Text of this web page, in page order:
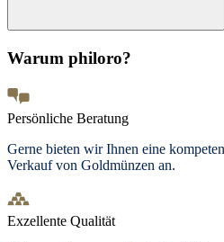
Warum philoro?
Persönliche Beratung
Gerne bieten wir Ihnen eine
Verkauf von Goldmünzen an.
Exzellente Qualität